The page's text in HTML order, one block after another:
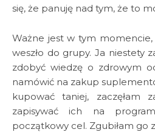
się, że panuję nad tym, że to
Ważne jest w tym
weszło do grupy. Ja niestety
zdobyć wiedzę o zdrowym
namówić na zakup
kupować taniej, zaczęłam
zapisywać ich na
początkowy cel. Zgubiłam go